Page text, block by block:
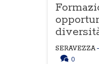
SERAVEZZA
0